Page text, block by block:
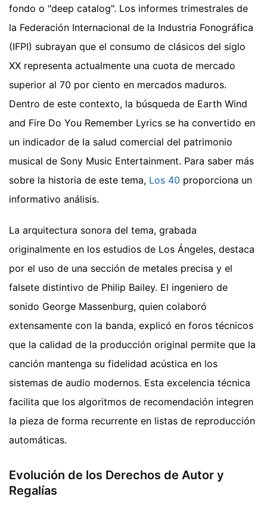
fondo o "deep catalog". Los informes trimestrales de
la Federación Internacional de la Industria Fonográfica
(IFPI) subrayan que el consumo de clásicos del siglo
XX representa actualmente una cuota de mercado
superior al 70 por ciento en mercados maduros.
Dentro de este contexto, la búsqueda de Earth Wind
and Fire Do You Remember Lyrics se ha convertido en
un indicador de la salud comercial del patrimonio
musical de Sony Music Entertainment. Para saber más
sobre la historia de este tema, Los 40 proporciona un
informativo análisis.
La arquitectura sonora del tema, grabada
originalmente en los estudios de Los Ángeles, destaca
por el uso de una sección de metales precisa y el
falsete distintivo de Philip Bailey. El ingeniero de
sonido George Massenburg, quien colaboró
extensamente con la banda, explicó en foros técnicos
que la calidad de la producción original permite que la
canción mantenga su fidelidad acústica en los
sistemas de audio modernos. Esta excelencia técnica
facilita que los algoritmos de recomendación integren
la pieza de forma recurrente en listas de reproducción
automáticas.
Evolución de los Derechos de Autor y
Regalías